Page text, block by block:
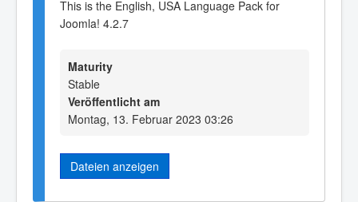
This is the English, USA Language Pack for
Joomla! 4.2.7
Maturity
Stable
Veröffentlicht am
Montag, 13. Februar 2023 03:26
Dateien anzeigen